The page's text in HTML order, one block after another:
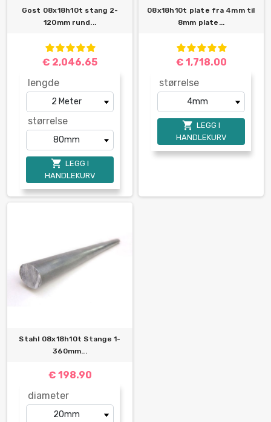
Gost 08x18h10t stang 2-
120mm rund...
€ 2,046.65
lengde
størrelse
 LEGG I
HANDLEKURV
08x18h10t plate fra 4mm til
8mm plate...
€ 1,718.00
størrelse
 LEGG I
HANDLEKURV
Stahl 08x18h10t Stange 1-
360mm...
€ 198.90
diameter